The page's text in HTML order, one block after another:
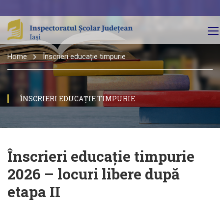
Home Înscrieri educație timpurie
ÎNSCRIERI EDUCAȚIE TIMPURIE
Înscrieri educație timpurie
2026 – locuri libere după
etapa II